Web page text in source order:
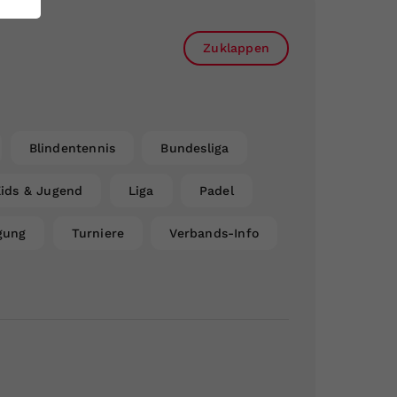
Zuklappen
Blindentennis Bundesliga
& Jugend Liga Padel
Turniere Verbands-Info